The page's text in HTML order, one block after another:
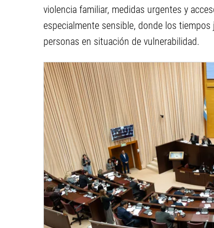
violencia familiar, medidas urgentes y
especialmente sensible, donde los
personas en situación de vulnerabilidad.